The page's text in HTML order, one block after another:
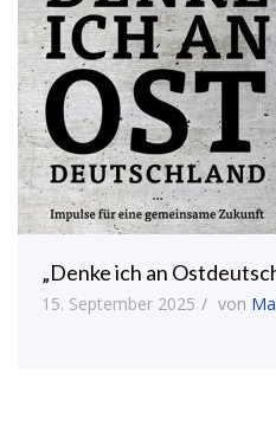
„Denke ich an
15. September 2025 von